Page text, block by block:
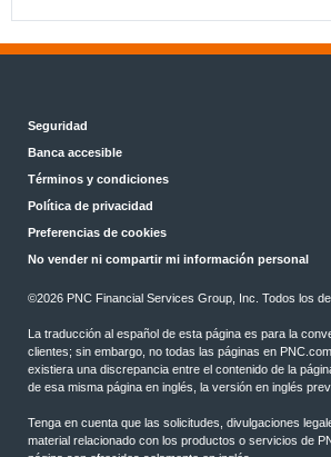
Seguridad
Banca accesible
Términos y condiciones
Política de privacidad
Preferencias de cookies
No vender ni compartir mi información personal
©2026 PNC Financial Services Group, Inc. Todos los
La traducción al español de esta página es para la
clientes; sin embargo, no todas las páginas en
existiera una discrepancia entre el contenido de la
de esa misma página en inglés, la versión en inglés
Tenga en cuenta que las solicitudes, divulgaciones
material relacionado con los productos o servicios de